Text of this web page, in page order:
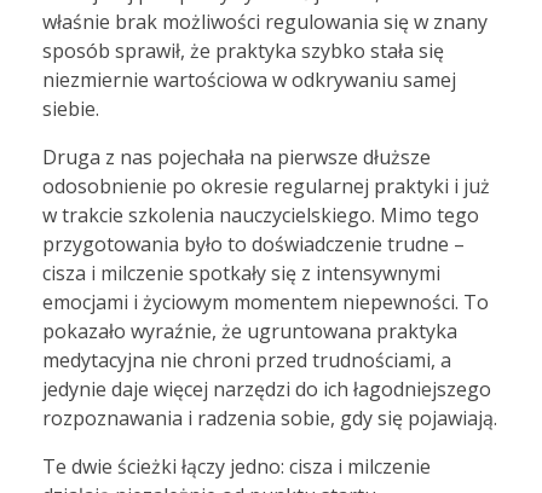
właśnie brak możliwości regulowania się w znany
sposób sprawił, że praktyka szybko stała się
niezmiernie wartościowa w odkrywaniu samej
siebie.
Druga z nas pojechała na pierwsze dłuższe
odosobnienie po okresie regularnej praktyki i już
w trakcie szkolenia nauczycielskiego. Mimo tego
przygotowania było to doświadczenie trudne –
cisza i milczenie spotkały się z intensywnymi
emocjami i życiowym momentem niepewności. To
pokazało wyraźnie, że ugruntowana praktyka
medytacyjna nie chroni przed trudnościami, a
jedynie daje więcej narzędzi do ich łagodniejszego
rozpoznawania i radzenia sobie, gdy się pojawiają.
Te dwie ścieżki łączy jedno: cisza i milczenie